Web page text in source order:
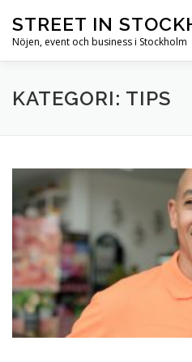
STREET IN
Nöjen, event och business i Stockholm
HEM STOCKHOLM
KATEGORI: TIPS